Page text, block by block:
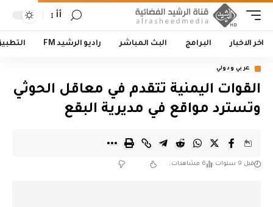
أأ
اخر الاخبار البرامج البث المباشر راديو الرشيد FM
عربي ودولي
القوات اليمنية تتقدم في معاقل الحوثي
وتسترد مواقع في مديرية البقع
قبل 9 سنوات 6 مشاهدات